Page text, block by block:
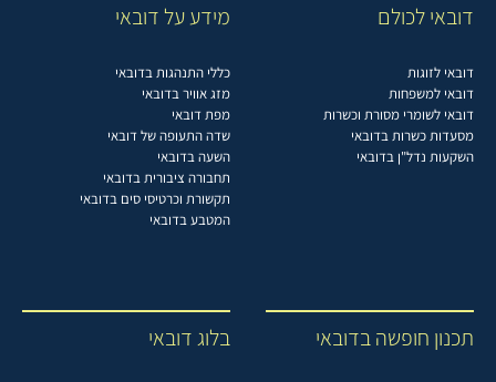
דובאי לכולם
דובאי לזוגות
דובאי למשפחות
דובאי לשומרי מסורת וכשרות
מסעדות כשרות בדובאי
השקעות נדל"ן בדובאי
מידע על דובאי
כללי התנהגות בדובאי
מזג אוויר בדובאי
מפת דובאי
שדה התעופה של דובאי
השעה בדובאי
תחבורה ציבורית בדובאי
תקשורת וכרטיסי סים בדובאי
המטבע בדובאי
תכנון חופשה בדובאי בלוג דובאי